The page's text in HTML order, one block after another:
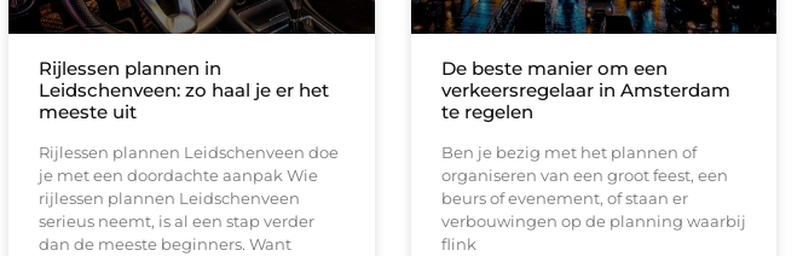
Rijlessen plannen in
Leidschenveen: zo haal je er het
meeste uit
Rijlessen plannen Leidschenveen doe
je met een doordachte aanpak Wie
rijlessen plannen Leidschenveen
serieus neemt, is al een stap verder
dan de meeste beginners. Want
De beste manier om een
verkeersregelaar in Amsterdam
te regelen
Ben je bezig met het plannen of
organiseren van een groot feest, een
beurs of evenement, of staan er
verbouwingen op de planning waarbij
flink